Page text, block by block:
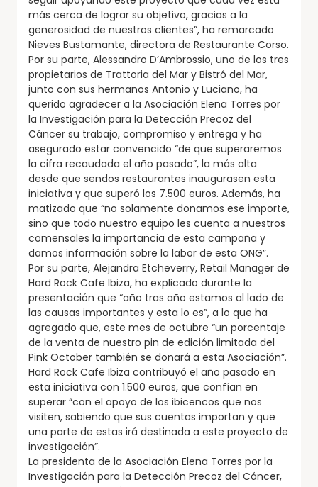
más cerca de lograr su objetivo, gracias a la
generosidad de nuestros clientes”, ha remarcado
Nieves Bustamante, directora de Restaurante Corso.
Por su parte, Alessandro D’Ambrossio, uno de los tres
propietarios de Trattoria del Mar y Bistró del Mar,
junto con sus hermanos Antonio y Luciano, ha
querido agradecer a la Asociación Elena Torres por
la Investigación para la Detección Precoz del
Cáncer su trabajo, compromiso y entrega y ha
asegurado estar convencido “de que superaremos
la cifra recaudada el año pasado”, la más alta
desde que sendos restaurantes inaugurasen esta
iniciativa y que superó los 7.500 euros. Además, ha
matizado que “no solamente donamos ese importe,
sino que todo nuestro equipo les cuenta a nuestros
comensales la importancia de esta campaña y
damos información sobre la labor de esta ONG”.
Por su parte, Alejandra Etcheverry, Retail Manager de
Hard Rock Cafe Ibiza, ha explicado durante la
presentación que “año tras año estamos al lado de
las causas importantes y esta lo es”, a lo que ha
agregado que, este mes de octubre “un porcentaje
de la venta de nuestro pin de edición limitada del
Pink October también se donará a esta Asociación”.
Hard Rock Cafe Ibiza contribuyó el año pasado en
esta iniciativa con 1.500 euros, que confían en
superar “con el apoyo de los ibicencos que nos
visiten, sabiendo que sus cuentas importan y que
una parte de estas irá destinada a este proyecto de
investigación”.
La presidenta de la Asociación Elena Torres por la
Investigación para la Detección Precoz del Cáncer,